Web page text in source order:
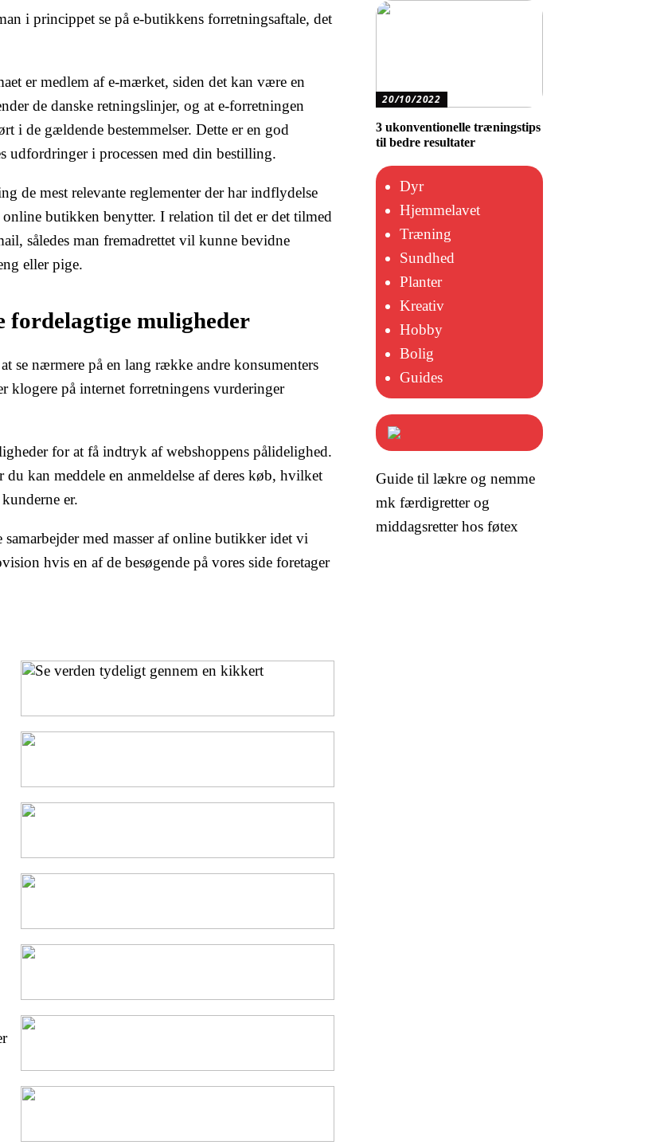
i princippet se på e-butikkens forretningsaftale, det
er medlem af e-mærket, siden det kan være en
de danske retningslinjer, og at e-forretningen
i de gældende bestemmelser. Dette er en god
udfordringer i processen med din bestilling.
de mest relevante reglementer der har indflydelse
butikken benytter. I relation til det er det tilmed
således man fremadrettet vil kunne bevidne
eller pige.
muligheder
se nærmere på en lang række andre konsumenters
på internet forretningens vurderinger
for at få indtryk af webshoppens pålidelighed.
kan meddele en anmeldelse af deres køb, hvilket
er.
med masser af online butikker idet vi
hvis en af de besøgende på vores side foretager
20/10/2022
3 ukonventionelle træningstips
til bedre resultater
Dyr
Hjemmelavet
Træning
Sundhed
Planter
Kreativ
Hobby
Bolig
Guides
Guide til lækre og nemme
mk færdigretter og
middagsretter hos føtex